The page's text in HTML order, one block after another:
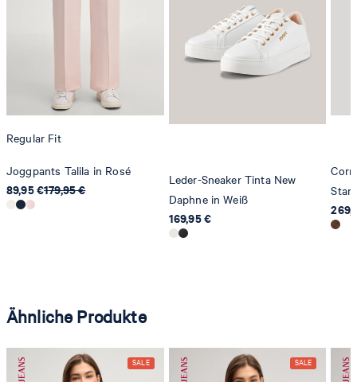
Regular Fit
Joggpants Talila in Rosé
89,95 €179,95 €
Leder-Sneaker Tinta New
Daphne in Weiß
169,95 €
Ähnliche Produkte